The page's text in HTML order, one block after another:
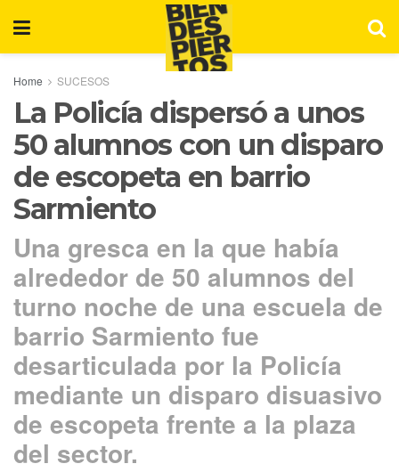
Home SUCESOS
La Policía dispersó a unos
50 alumnos con un disparo
de escopeta en barrio
Sarmiento
Una gresca en la que había
alrededor de 50 alumnos del
turno noche de una escuela de
barrio Sarmiento fue
desarticulada por la Policía
mediante un disparo disuasivo
de escopeta frente a la plaza
del sector.